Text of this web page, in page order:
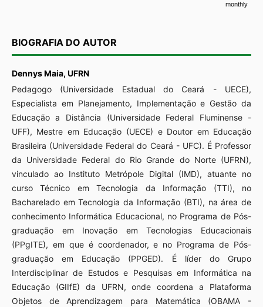
monthly
BIOGRAFIA DO AUTOR
Dennys Maia, UFRN
Pedagogo (Universidade Estadual do Ceará - UECE),
Especialista em Planejamento, Implementação e Gestão da
Educação a Distância (Universidade Federal Fluminense -
UFF), Mestre em Educação (UECE) e Doutor em Educação
Brasileira (Universidade Federal do Ceará - UFC). É Professor
da Universidade Federal do Rio Grande do Norte (UFRN),
vinculado ao Instituto Metrópole Digital (IMD), atuante no
curso Técnico em Tecnologia da Informação (TTI), no
Bacharelado em Tecnologia da Informação (BTI), na área de
conhecimento Informática Educacional, no Programa de Pós-
graduação em Inovação em Tecnologias Educacionais
(PPgITE), em que é coordenador, e no Programa de Pós-
graduação em Educação (PPGED). É líder do Grupo
Interdisciplinar de Estudos e Pesquisas em Informática na
Educação (GIIfE) da UFRN, onde coordena a Plataforma
Objetos de Aprendizagem para Matemática (OBAMA -